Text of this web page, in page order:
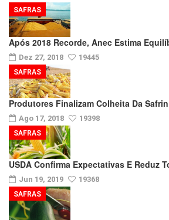
Após 2018 Recorde, Anec Estima
Dez 27, 2018 19445
SAFRAS
Produtores Finalizam Colheita Da
Ago 17, 2018 19398
SAFRAS
USDA Confirma Expectativas E Reduz
Jun 19, 2019 19368
SAFRAS
SAFRAS